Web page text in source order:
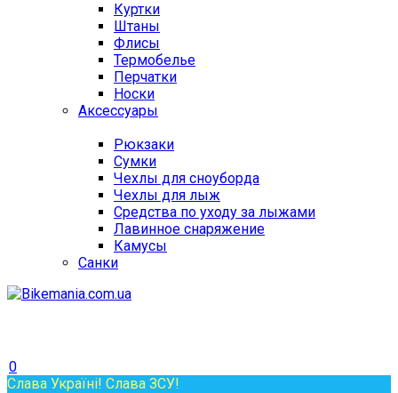
Куртки
Штаны
Флисы
Термобелье
Перчатки
Носки
Аксессуары
Рюкзаки
Сумки
Чехлы для сноуборда
Чехлы для лыж
Средства по уходу за лыжами
Лавинное снаряжение
Камусы
Санки
0
Слава Україні! Слава ЗСУ!